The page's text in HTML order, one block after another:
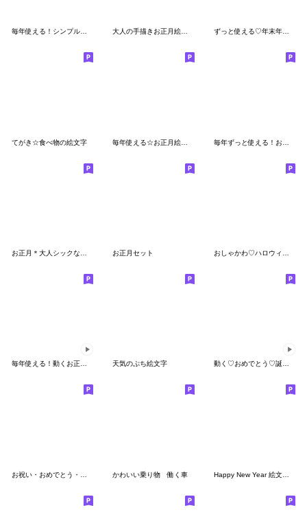
毎年使える！シンプルお正月絵文字 大人の手描きお正月絵文字 ずっと使える♡年末年始絵文字【改訂版】
てがき☆食べ物の絵文字 毎年ずっと使える！お正月絵文字
お正月セット
毎年使える！動くお正月＆クリスマス 天気のぷち絵文字 動く♡おめでとう♡誕生日&お祝い
かわいい乗り物 働く車 Happy New Year 絵文字♡